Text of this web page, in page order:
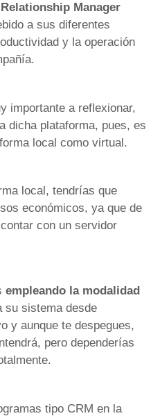
Manager
a sus diferentes
y la operación
importante a reflexionar,
dicha plataforma, pues, es
local como virtual.
local, tendrías que
económicos, ya que de
con un servidor
empleando la modalidad
su sistema desde
y aunque te despegues,
pero dependerías
tipo CRM en la